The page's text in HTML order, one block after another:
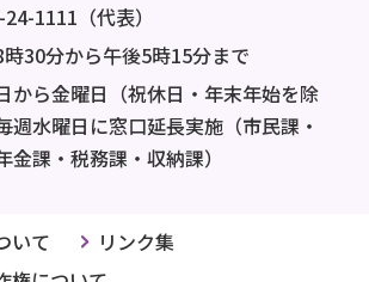
1111（代表）
30分から午後5時15分まで
から金曜日（祝休日・年末年始を除
週水曜日に窓口延長実施（市民課・
金課・税務課・収納課）
いて
リンク集